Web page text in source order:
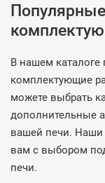
В нашем каталоге
комплектующие
можете выбрать
дополнительные
вашей печи. Наши
вам с выбором
печи.